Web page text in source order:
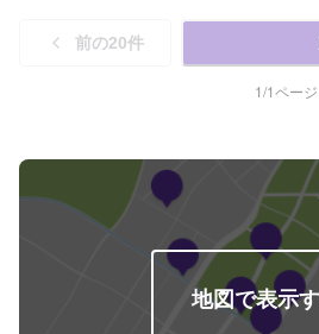
前の20件
1/1ページ
地図で表示